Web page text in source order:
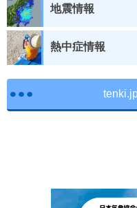
地震情報
熱中症情報